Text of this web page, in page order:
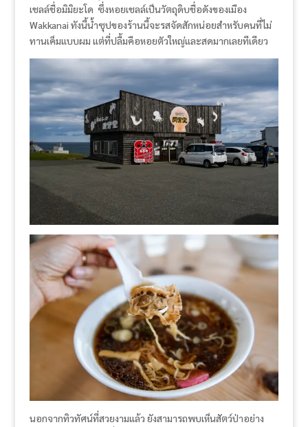
เชลล์ชื่อมิมิยะโด ซึ่งหอยเชลล์เป็นวัตถุดิบชื่อดังของเมือง
Wakkanai ทังนี้น้ำซุปของร้านนี้จะรสจัดสักหน่อยสำหรับคนที่ไม่
ทานเค็มแบบผม แต่ที่ปลื้มคือหอยตัวใหญ่และสดมากเลยทีเดียว
นอกจากทิวทัศน์ที่สวยงามแล้ว ยังสามารถพบเห็นสัตว์ป่าอย่าง